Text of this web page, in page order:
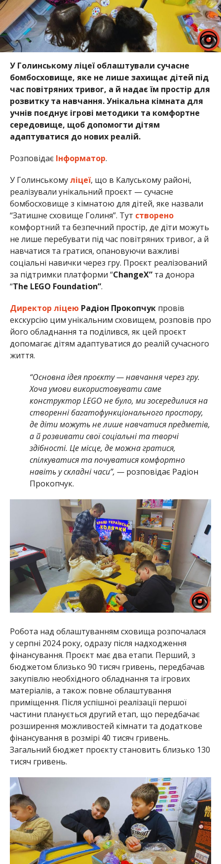
У Голинському ліцеї облаштували сучасне
бомбосховище, яке не лише захищає дітей під
час повітряних тривог, а й надає їм простір для
розвитку та навчання. Унікальна кімната для
учнів поєднує ігрові методики та комфортне
середовище, щоб допомогти дітям
адаптуватися до нових реалій.
Розповідає Інформатор.
У Голинськомуліцеї, що в Калуському районі,
реалізували унікальний проєкт — сучасне
бомбосховище з кімнатою для дітей, яке назвали
“Затишне сховище Голиня”. Тут створено
комфортний та безпечний простір, де діти можуть
не лише перебувати під час повітряних тривог, а й
навчатися та гратися, опановуючи важливі
соціальні навички через гру. Проєкт реалізований
за підтримки платформи “ChangeX”та донора
“The LEGO Foundation”.
Директор ліцею Радіон Прокопчукпровів
екскурсію цим унікальним сховищем, розповів про
його обладнання та поділився, як цей проєкт
допомагає дітям адаптуватися до реалій сучасного
життя.
“Основна ідея проєкту — навчання через гру.
Хоча умови використовувати саме
конструктор LEGO не було, ми зосередилися на
створенні багатофункціонального простору,
де діти можуть не лише навчатися предметів,
а й розвивати свої соціальні та творчі
здібності. Це місце, де можна гратися,
спілкуватися та почуватися комфортно
навіть у складні часи”, — розповідає Радіон
Прокопчук.
Робота над облаштуванням сховища розпочалася
у серпні 2024 року, одразу після надходження
фінансування. Проєкт має два етапи. Перший, з
бюджетом близько 90 тисяч гривень, передбачав
закупівлю необхідного обладнання та ігрових
матеріалів, а також повне облаштування
приміщення. Після успішної реалізації першої
частини планується другий етап, що передбачає
розширення можливостей кімнати та додаткове
фінансування в розмірі 40 тисяч гривень.
Загальний бюджет проєкту становить близько 130
тисяч гривень.